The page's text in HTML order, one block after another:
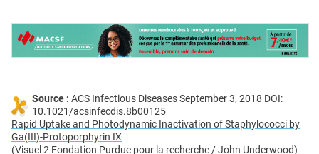
Source : ACS Infectious Diseases September 3, 2018 DOI:
10.1021/acsinfecdis.8b00125
Rapid Uptake and Photodynamic Inactivation of Staphylococci by
Ga(III)-Protoporphyrin IX
(Visuel 2 Fondation Purdue pour la recherche / John Underwood)